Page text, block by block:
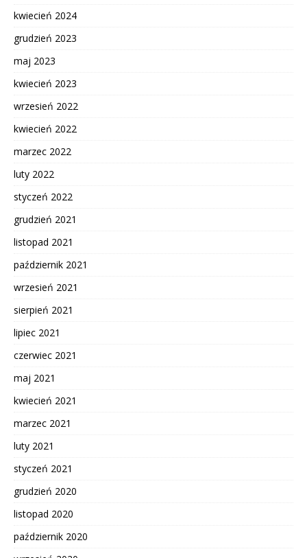
kwiecień 2024
grudzień 2023
maj 2023
kwiecień 2023
wrzesień 2022
kwiecień 2022
marzec 2022
luty 2022
styczeń 2022
grudzień 2021
listopad 2021
październik 2021
wrzesień 2021
sierpień 2021
lipiec 2021
czerwiec 2021
maj 2021
kwiecień 2021
marzec 2021
luty 2021
styczeń 2021
grudzień 2020
listopad 2020
październik 2020